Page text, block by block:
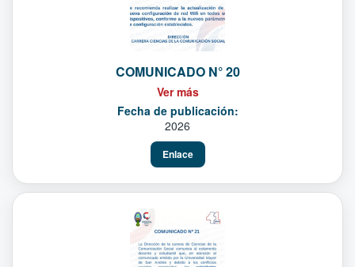
COMUNICADO N° 20
Ver más
Fecha de publicación:
2026
Enlace